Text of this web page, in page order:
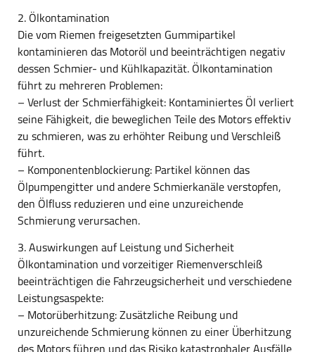
2. Ölkontamination
Die vom Riemen freigesetzten Gummipartikel
kontaminieren das Motoröl und beeinträchtigen negativ
dessen Schmier- und Kühlkapazität. Ölkontamination
führt zu mehreren Problemen:
– Verlust der Schmierfähigkeit: Kontaminiertes Öl verliert
seine Fähigkeit, die beweglichen Teile des Motors effektiv
zu schmieren, was zu erhöhter Reibung und Verschleiß
führt.
– Komponentenblockierung: Partikel können das
Ölpumpengitter und andere Schmierkanäle verstopfen,
den Ölfluss reduzieren und eine unzureichende
Schmierung verursachen.
3. Auswirkungen auf Leistung und Sicherheit
Ölkontamination und vorzeitiger Riemenverschleiß
beeinträchtigen die Fahrzeugsicherheit und verschiedene
Leistungsaspekte:
– Motorüberhitzung: Zusätzliche Reibung und
unzureichende Schmierung können zu einer Überhitzung
des Motors führen und das Risiko katastrophaler Ausfälle